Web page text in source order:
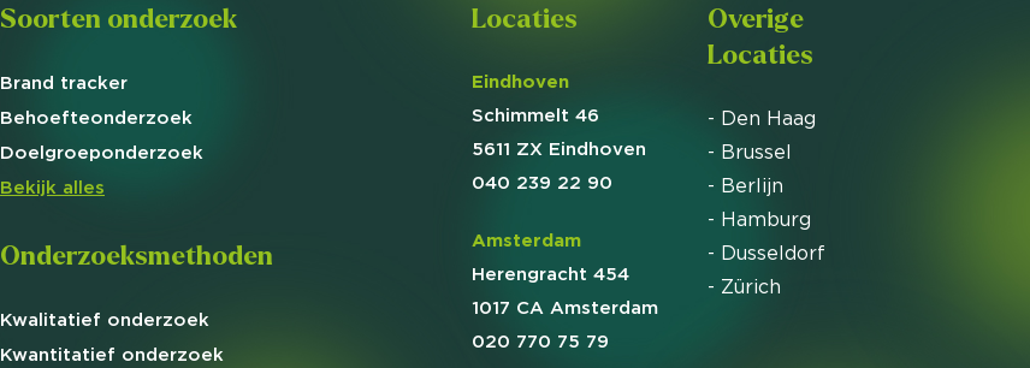
Soorten onderzoek
Brand tracker
Behoefteonderzoek
Doelgroeponderzoek
Bekijk alles
Onderzoeksmethoden
Kwalitatief onderzoek
Kwantitatief onderzoek
Locaties
Eindhoven
Schimmelt 46
5611 ZX Eindhoven
040 239 22 90
Amsterdam
Herengracht 454
1017 CA Amsterdam
020 770 75 79
Overige
Locaties
- Den Haag
- Brussel
- Berlijn
- Hamburg
- Dusseldorf
- Zürich